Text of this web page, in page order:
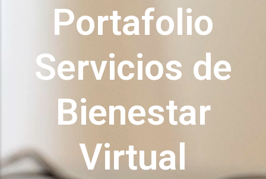
Portafolio
Servicios de
Bienestar
Virtual